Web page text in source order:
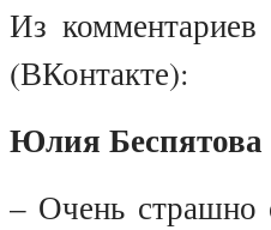
Из
(ВКонтакте):
Юлия Беспятова
– Очень страшно